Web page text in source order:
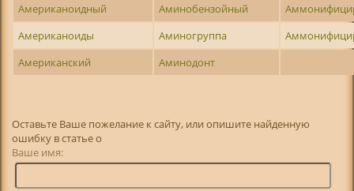
Американоидный
Аминобензойный
Американоиды
Аминогруппа
Американский
Аминодонт
Оставьте Ваше пожелание к сайту, или опишите найденную
ошибку в статье о
Ваше имя: